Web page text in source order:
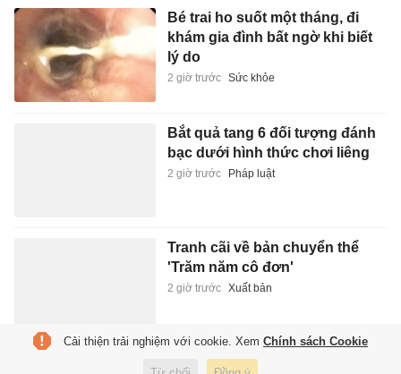
Bé trai ho suốt một tháng, đi
khám gia đình bất ngờ khi biết
lý do
2 giờ trước Sức khỏe
Bắt quả tang 6 đối tượng đánh
bạc dưới hình thức chơi liêng
2 giờ trước Pháp luật
Tranh cãi về bản chuyển thể
'Trăm năm cô đơn'
2 giờ trước Xuất bản
Tài xế ôtô tông xe máy chở 2 trẻ
Cải thiện trải nghiệm với cookie. Xem Chính sách Cookie